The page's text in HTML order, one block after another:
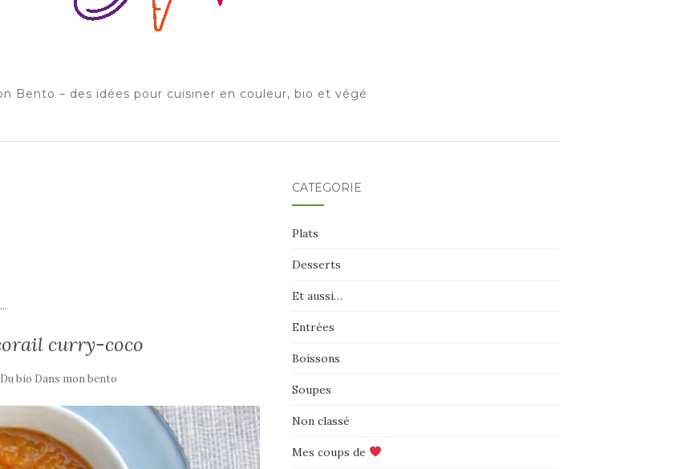
Bento – des idées pour cuisiner en couleur, bio et végé
...
curry-coco
Du bio Dans mon bento
CATÉGORIE
Plats
Desserts
Et aussi…
Entrées
Boissons
Soupes
Non classé
Mes coups de